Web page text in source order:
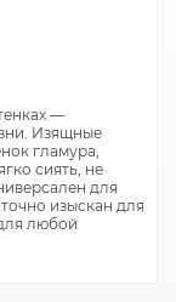
—
Изящные
гламура,
сиять, не
для
изыскан для
любой